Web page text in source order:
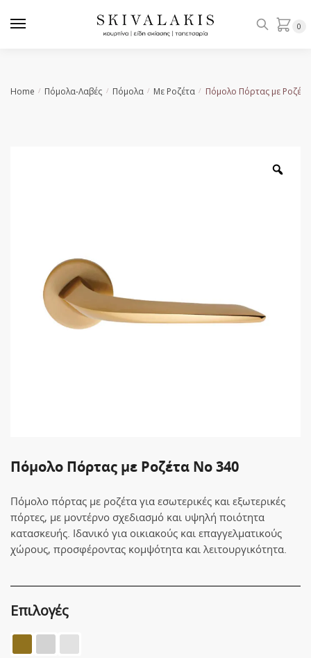
0
Home / Πόμολα-Λαβές / Πόμολα / Με Ροζέτα / Πόμολο Πόρτας με
Πόμολο Πόρτας με Ροζέτα No 340
Πόμολο πόρτας με ροζέτα για εσωτερικές και εξωτερικές
πόρτες, με μοντέρνο σχεδιασμό και υψηλή ποιότητα
κατασκευής. Ιδανικό για οικιακούς και επαγγελματικούς
χώρους, προσφέροντας κομψότητα και λειτουργικότητα.
Επιλογές